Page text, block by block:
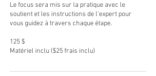
Le focus sera mis sur la pratique avec le
soutient et les instructions de l'expert pour
vous guidez à travers chaque étape.
125 $
Matériel inclu ($25 frais inclu)